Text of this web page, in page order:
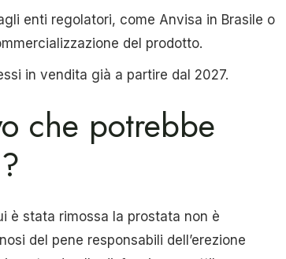
enti regolatori, come Anvisa in Brasile o
del prodotto.
in vendita già a partire dal 2027.
che potrebbe
è stata rimossa la prostata non è
del pene responsabili dell’erezione